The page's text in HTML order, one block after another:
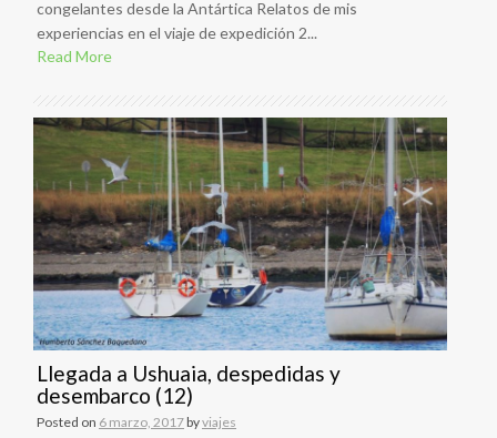
congelantes desde la Antártica Relatos de mis
experiencias en el viaje de expedición 2...
Read More
Llegada a Ushuaia, despedidas y
desembarco (12)
Posted on 6 marzo, 2017byviajes